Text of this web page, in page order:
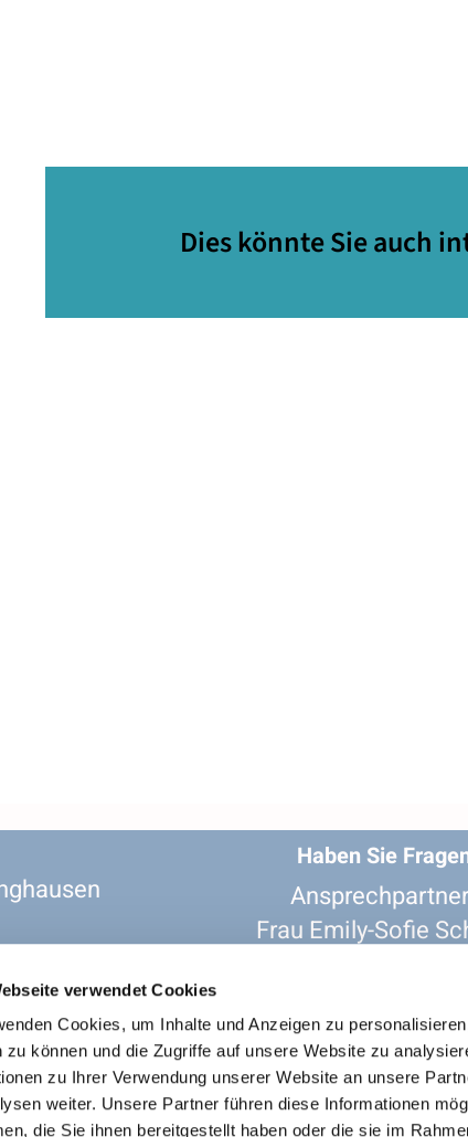
verwendet Cookies
Cookies, um Inhalte und Anzeigen zu
zu können und die Zugriffe auf unsere Website zu
zu Ihrer Verwendung unserer Website an unsere
weiter. Unsere Partner führen diese Informationen
die Sie ihnen bereitgestellt haben oder die sie im
Dies könnte Sie auch
Siebold
Haben Sie
Frau Emily-Sofie
re-gv-

Datenschutz für Soziale Netzwerke Datenschutz zur